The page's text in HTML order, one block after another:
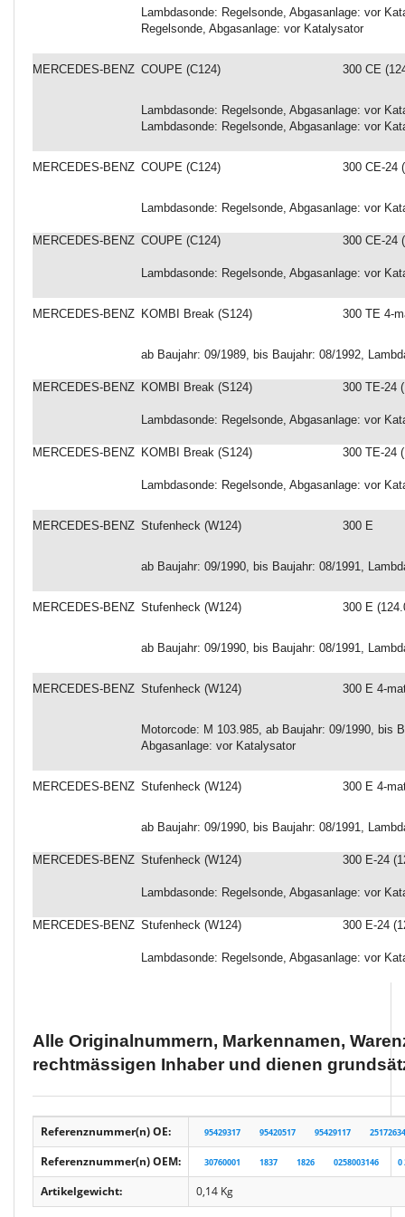
Lambdasonde: Regelsonde, Abgasanlage: vor
Regelsonde, Abgasanlage: vor Katalysator
MERCEDES-BENZ COUPE (C124) 300 CE
Lambdasonde: Regelsonde, Abgasanlage: vor
Lambdasonde: Regelsonde, Abgasanlage: vor
MERCEDES-BENZ COUPE (C124) 300 CE-24
Lambdasonde: Regelsonde, Abgasanlage: vor
MERCEDES-BENZ COUPE (C124) 300 CE-24
Lambdasonde: Regelsonde, Abgasanlage: vor
MERCEDES-BENZ KOMBI Break (S124) 300 TE 4-
ab Baujahr: 09/1989, bis Baujahr: 08/1992,
MERCEDES-BENZ KOMBI Break (S124) 300 TE-24
Lambdasonde: Regelsonde, Abgasanlage: vor
MERCEDES-BENZ KOMBI Break (S124) 300 TE-24
Lambdasonde: Regelsonde, Abgasanlage: vor
MERCEDES-BENZ Stufenheck (W124) 300 E
ab Baujahr: 09/1990, bis Baujahr: 08/1991,
MERCEDES-BENZ Stufenheck (W124) 300 E
ab Baujahr: 09/1990, bis Baujahr: 08/1991,
MERCEDES-BENZ Stufenheck (W124) 300 E 4-
Motorcode: M 103.985, ab Baujahr: 09/1990, bis
Abgasanlage: vor Katalysator
MERCEDES-BENZ Stufenheck (W124) 300 E 4-
ab Baujahr: 09/1990, bis Baujahr: 08/1991,
MERCEDES-BENZ Stufenheck (W124) 300 E-24
Lambdasonde: Regelsonde, Abgasanlage: vor
MERCEDES-BENZ Stufenheck (W124) 300 E-24
Lambdasonde: Regelsonde, Abgasanlage: vor
Alle Originalnummern, Markennamen,
rechtmässigen Inhaber und dienen
Referenznummer(n) OE: 95429317 95420517 95429117 25172634
Referenznummer(n) OEM: 30760001 1837 1826 0258003146 0
Artikelgewicht: 0,14 Kg